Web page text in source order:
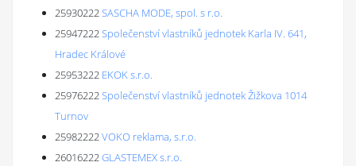
25930222SASCHA MODE, spol. s r.o.
25947222Společenství vlastníků jednotek Karla IV. 641,
Hradec Králové
25953222 EKOK s.r.o.
25976222Společenství vlastníků jednotek Žižkova 1014
Turnov
25982222VOKO reklama, s.r.o.
26016222GLASTEMEX s.r.o.